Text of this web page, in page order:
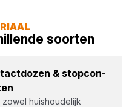
soorten
& stop­con­
zowel huishoudelijk